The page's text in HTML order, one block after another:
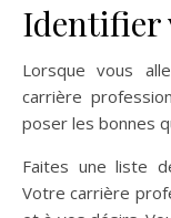
Identifier
Lorsque vous
carrière
poser les bonnes
Faites une liste
Votre carrière